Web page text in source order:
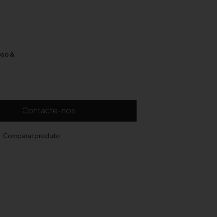
&
Contacte-nos
Comparar produto